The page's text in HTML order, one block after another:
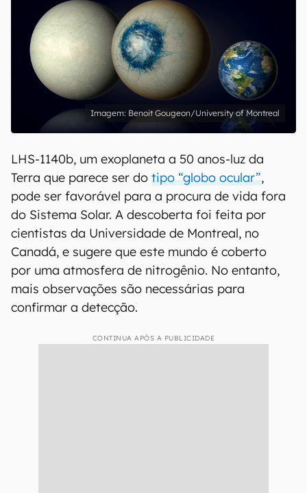
Benoit Gougeon/University of Montreal
LHS-1140b, um exoplaneta a 50 anos-luz da
Terra que parece ser do tipo “globo ocular”,
pode ser favorável para a procura de vida fora
do Sistema Solar. A descoberta foi feita por
cientistas da Universidade de Montreal, no
Canadá, e sugere que este mundo é coberto
por uma atmosfera de nitrogênio. No entanto,
mais observações são necessárias para
confirmar a detecção.
CONTINUA APÓS A PUBLICIDADE